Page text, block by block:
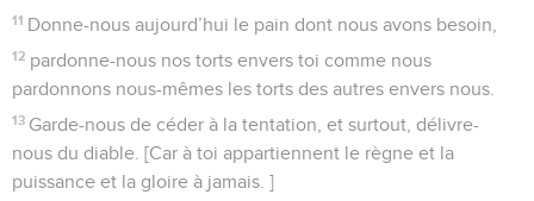
11 Donne-nous aujourd’hui le pain dont nous avons besoin,
12 pardonne-nous nos torts envers toi comme nous
pardonnons nous-mêmes les torts des autres envers nous.
13 Garde-nous de céder à la tentation, et surtout, délivre-
nous du diable. [Car à toi appartiennent le règne et la
puissance et la gloire à jamais. ]